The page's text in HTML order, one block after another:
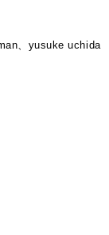
、yusuke uchida